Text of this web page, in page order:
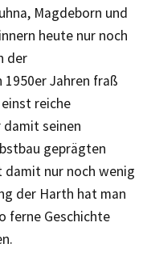
Magdeborn und
heute nur noch
der
1950er Jahren fraß
reiche
seinen
geprägten
damit nur noch wenig
der Harth hat man
ferne Geschichte